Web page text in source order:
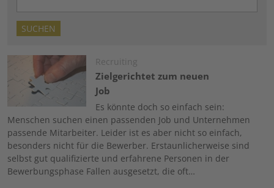
Recruiting
Zielgerichtet zum neuen
Job
Es könnte doch so einfach sein:
Menschen suchen einen passenden Job und Unternehmen
passende Mitarbeiter. Leider ist es aber nicht so einfach,
besonders nicht für die Bewerber. Erstaunlicherweise sind
selbst gut qualifizierte und erfahrene Personen in der
Bewerbungsphase Fallen ausgesetzt, die oft…